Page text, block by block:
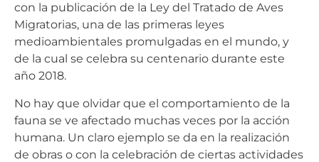
con la publicación de la Ley del Tratado de Aves
Migratorias, una de las primeras leyes
medioambientales promulgadas en el mundo, y
de la cual se celebra su centenario durante este
año 2018.
No hay que olvidar que el comportamiento de la
fauna se ve afectado muchas veces por la acción
humana. Un claro ejemplo se da en la realización
de obras o con la celebración de ciertas actividades